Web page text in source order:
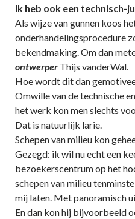
Ik heb ook een technisch-
Als wijze van gunnen koos
onderhandelingsprocedure
bekendmaking. Om dan
ontwerper Thijs vanderWal.
Hoe wordt dit dan
Omwille van de technische
het werk kon men slechts
Dat is natuurlijk larie.
Schepen van milieu kon
Gezegd: ik wil nu echt een
bezoekerscentrum op het
schepen van milieu
mij laten. Met panoramisch
En dan kon hij bijvoorbeeld